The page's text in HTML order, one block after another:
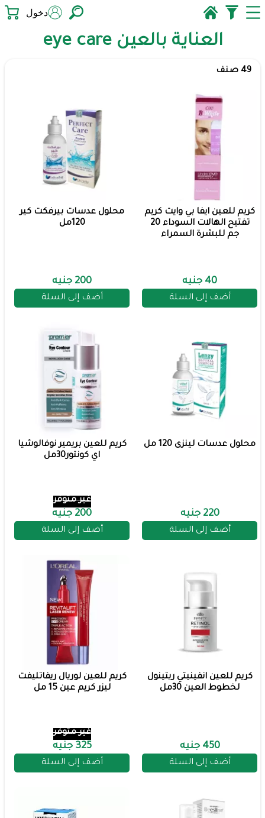
دخول
العناية بالعين eye care
49 صنف
كريم للعين ايفا بي وايت كريم
تفتيح الهالات السوداء 20
جم للبشرة السمراء
40 جنيه
أضف إلى السلة
محلول عدسات بيرفكت كير
120مل
200 جنيه
أضف إلى السلة
محلول عدسات لينزى 120 مل
220 جنيه
أضف إلى السلة
كريم للعين بريمير نوفالوشيا
اي كونتور30مل
غير متوفر
200 جنيه
أضف إلى السلة
كريم للعين انفينيتي ريتينول
لخطوط العين 30مل
450 جنيه
أضف إلى السلة
كريم للعين لوريال ريفاتليفت
ليزر كريم عين 15 مل
غير متوفر
325 جنيه
أضف إلى السلة